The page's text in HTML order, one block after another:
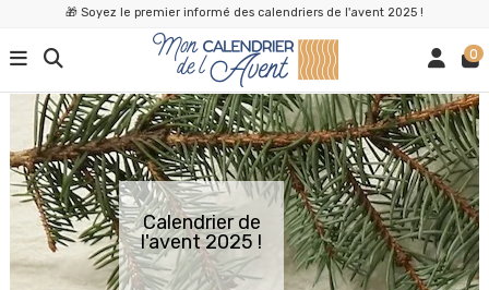
🎁 Soyez le premier informé des calendriers de l'avent 2025 !
0
Calendrier de
l'avent 2025 !